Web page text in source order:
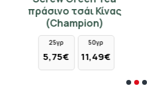
πράσινο τσάι Κίνας
(Champion)
25γρ
5,75€
50γρ
11,49€